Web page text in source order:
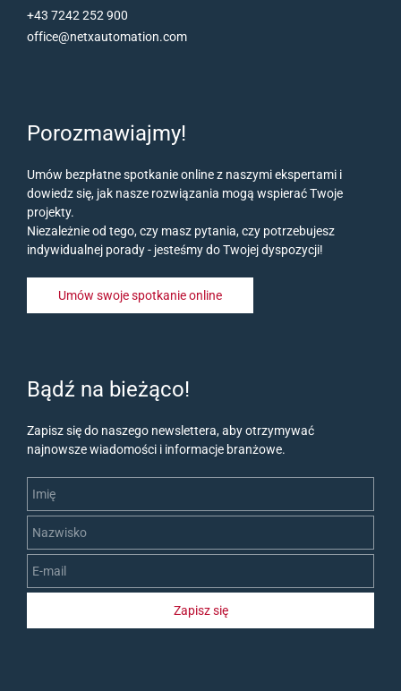
+43 7242 252 900
office@netxautomation.com
Porozmawiajmy!
Umów bezpłatne spotkanie online z naszymi ekspertami i
dowiedz się, jak nasze rozwiązania mogą wspierać Twoje
projekty.
Niezależnie od tego, czy masz pytania, czy potrzebujesz
indywidualnej porady - jesteśmy do Twojej dyspozycji!
Umów swoje spotkanie online
Bądź na bieżąco!
Zapisz się do naszego newslettera, aby otrzymywać
najnowsze wiadomości i informacje branżowe.
Zapisz się